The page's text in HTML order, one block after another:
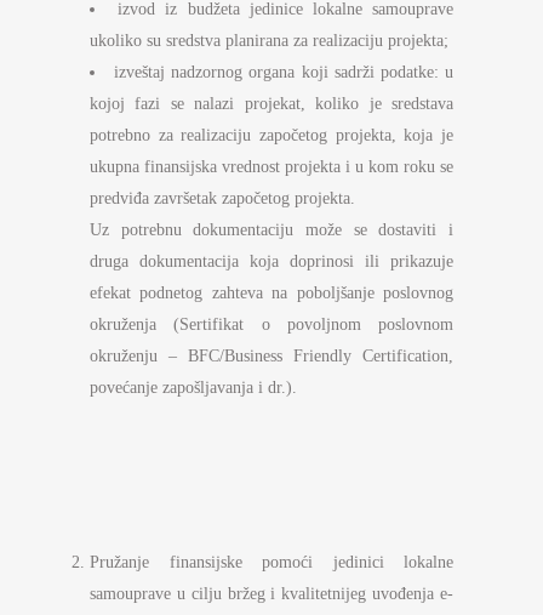
izvod iz budžeta jedinice lokalne samouprave
ukoliko su sredstva planirana za realizaciju projekta;
izveštaj nadzornog organa koji sadrži podatke: u
kojoj fazi se nalazi projekat, koliko je sredstava
potrebno za realizaciju započetog projekta, koja je
ukupna finansijska vrednost projekta i u kom roku se
predviđa završetak započetog projekta.
Uz potrebnu dokumentaciju može se dostaviti i
druga dokumentacija koja doprinosi ili prikazuje
efekat podnetog zahteva na poboljšanje poslovnog
okruženja (Sertifikat o povoljnom poslovnom
okruženju – BFC/Business Friendly Certification,
povećanje zapošljavanja i dr.).
Pružanje finansijske pomoći jedinici lokalne
samouprave u cilju bržeg i kvalitetnijeg uvođenja e-